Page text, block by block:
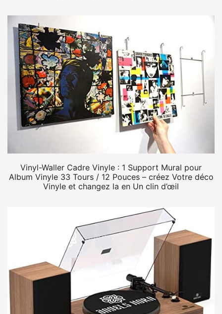
Vinyl-Waller Cadre Vinyle : 1 Support Mural pour
Album Vinyle 33 Tours / 12 Pouces – créez Votre déco
Vinyle et changez la en Un clin d’œil